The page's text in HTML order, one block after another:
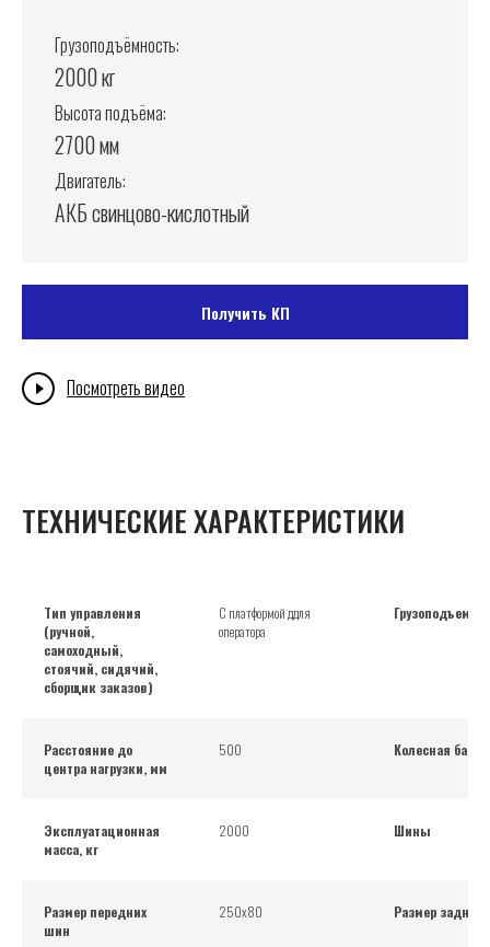
Грузоподъёмность:
2000 кг
Высота подъёма:
2700 мм
Двигатель:
АКБ свинцово-кислотный
Получить КП
Посмотреть видео
ТЕХНИЧЕСКИЕ ХАРАКТЕРИСТИКИ
Тип управления
(ручной,
самоходный,
стоячий, сидячий,
сборщик заказов)
С платформой ддля
оператора
Расстояние до
центра нагрузки, мм
500 Колесная база,
Эксплуатационная
масса, кг
2000 Шины
Размер передних
шин
250х80 Размер задних